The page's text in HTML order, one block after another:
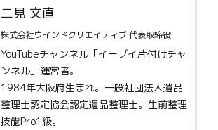
二見 文直
株式会社ウインドクリエイティブ 代表取締役
YouTubeチャンネル「イーブイ片付けチャ
ンネル」運営者。
1984年大阪府生まれ。一般社団法人遺品
整理士認定協会認定遺品整理士。生前整理
技能Pro1級。